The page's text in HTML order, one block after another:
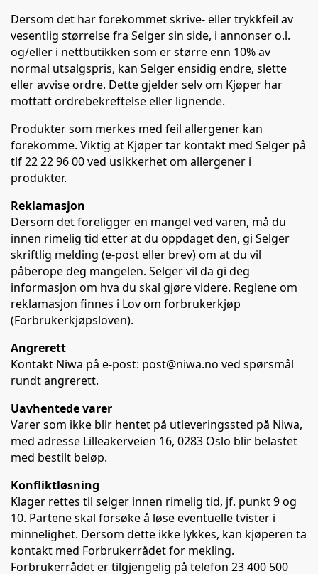
Dersom det har forekommet skrive- eller trykkfeil av
vesentlig størrelse fra Selger sin side, i annonser o.l.
og/eller i nettbutikken som er større enn 10% av
normal utsalgspris, kan Selger ensidig endre, slette
eller avvise ordre. Dette gjelder selv om Kjøper har
mottatt ordrebekreftelse eller lignende.
Produkter som merkes med feil allergener kan
forekomme. Viktig at Kjøper tar kontakt med Selger på
tlf 22 22 96 00 ved usikkerhet om allergener i
produkter.
Reklamasjon
Dersom det foreligger en mangel ved varen, må du
innen rimelig tid etter at du oppdaget den, gi Selger
skriftlig melding (e-post eller brev) om at du vil
påberope deg mangelen. Selger vil da gi deg
informasjon om hva du skal gjøre videre. Reglene om
reklamasjon finnes i Lov om forbrukerkjøp
(Forbrukerkjøpsloven).
Angrerett
Kontakt Niwa på e-post: post@niwa.no ved spørsmål
rundt angrerett.
Uavhentede varer
Varer som ikke blir hentet på utleveringssted på Niwa,
med adresse Lilleakerveien 16, 0283 Oslo blir belastet
med bestilt beløp.
Konfliktløsning
Klager rettes til selger innen rimelig tid, jf. punkt 9 og
10. Partene skal forsøke å løse eventuelle tvister i
minnelighet. Dersom dette ikke lykkes, kan kjøperen ta
kontakt med Forbrukerrådet for mekling.
Forbrukerrådet er tilgjengelig på telefon 23 400 500